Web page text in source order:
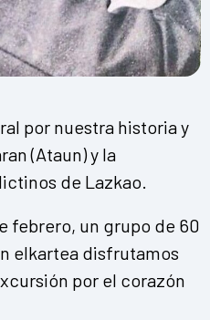
por nuestra historia y
(Ataun) y la
de Lazkao.
febrero, un grupo de 60
elkartea disfrutamos
por el corazón